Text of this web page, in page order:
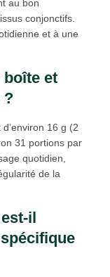
au bon
conjonctifs.
et à une
et
?
16 g (2
31 portions par
quotidien,
de la
il